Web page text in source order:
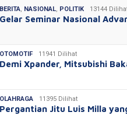
BERITA, NASIONAL, POLITIK 13144
Gelar Seminar Nasional
OTOMOTIF 11941 Dilihat
Demi Xpander, Mitsubishi
OLAHRAGA 11395 Dilihat
Pergantian Jitu Luis Milla